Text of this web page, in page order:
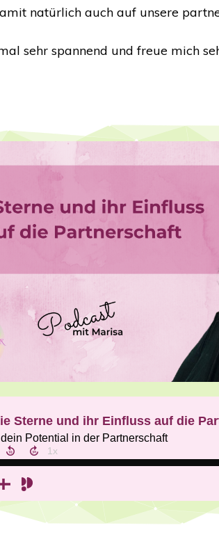
natürlich auch auf unsere
sehr spannend und freue mich